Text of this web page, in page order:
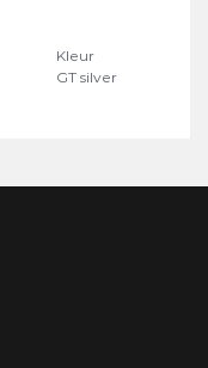
Kleur
GT silver